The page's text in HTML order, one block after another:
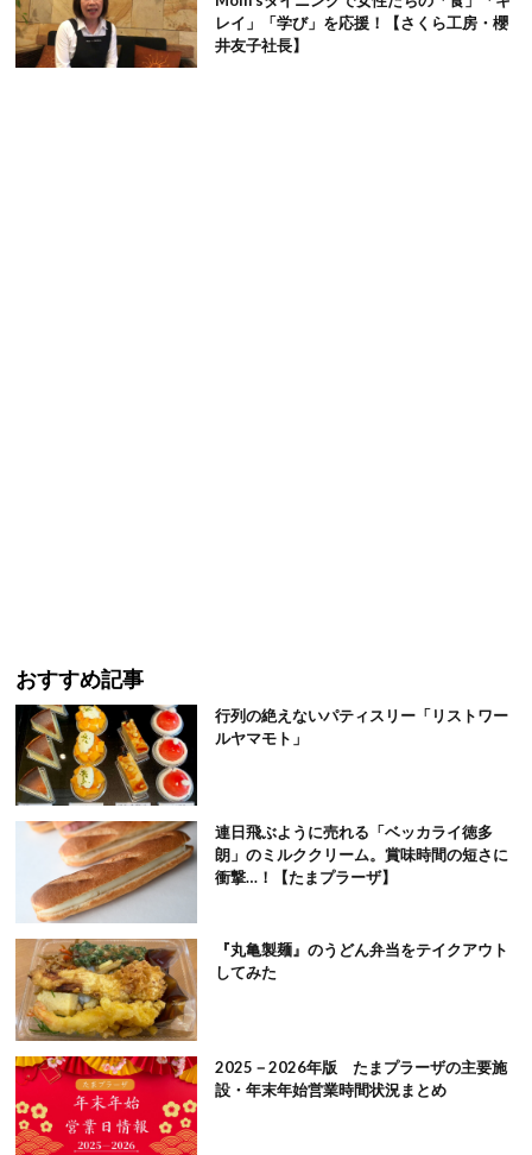
レイ」「学び」を応援！【さくら工房・櫻
井友子社長】
おすすめ記事
行列の絶えないパティスリー「リストワー
ルヤマモト」
連日飛ぶように売れる「ベッカライ徳多
朗」のミルククリーム。賞味時間の短さに
衝撃…！【たまプラーザ】
『丸亀製麺』のうどん弁当をテイクアウト
してみた
2025－2026年版 たまプラーザの主要施
設・年末年始営業時間状況まとめ